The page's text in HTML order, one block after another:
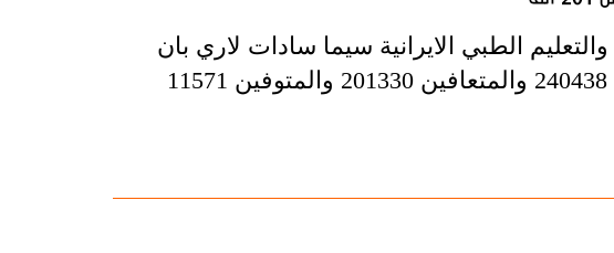
الطبي الايرانية سيما سادات لاري بان
عدد المصابين بفيروس كورونا في البلاد بلغ 240438 والمتعافين 201330 والمتوفين 11571